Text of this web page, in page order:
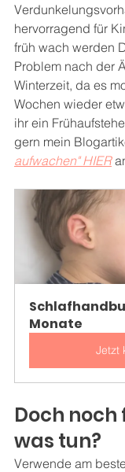
hervorragend für
früh wach werden
Problem nach der
Winterzeit, da es
Wochen wieder
ihr ein
gern mein
aufwachen" HIER
Monate
Jetzt
Doch
was tun?
Verwende am